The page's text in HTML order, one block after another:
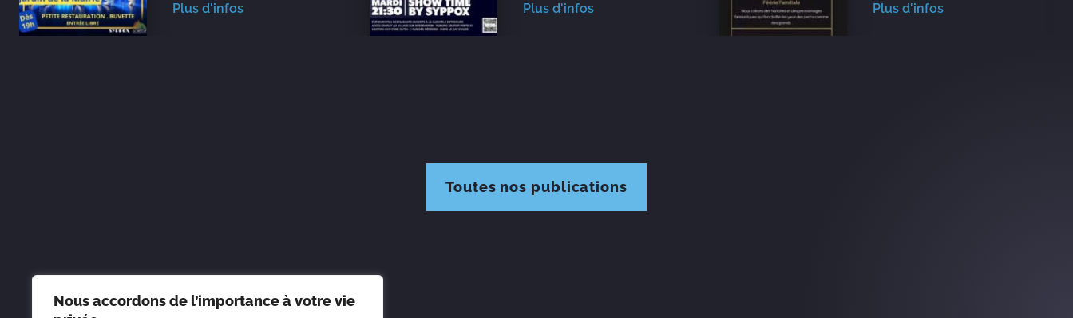
Nous accordons de l’importance à votre vie
Plus d'infos Plus d'infos Plus d'infos
Toutes nos publications